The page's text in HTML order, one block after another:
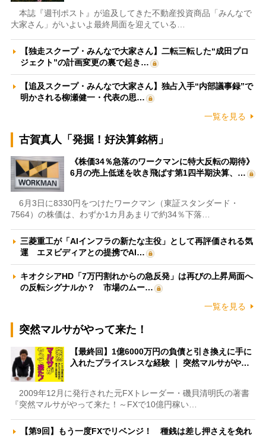
本誌『週刊ポスト』が追及してきた不動産投資商品「みんなで
大家さん」がいよいよ最終局面を迎えている…
【独走スクープ・みんなで大家さん】二転三転した“成田プロ
ジェクト”の計画変更の裏で起き…
【追及スクープ・みんなで大家さん】独占入手“内部議事録”で
明かされる柳瀬健一・代表の思…
一覧を見る
古賀真人「発掘！好決算銘柄」
《株価34％急落のワークマンに特大反転の期待》
6月の売上低迷を吹き飛ばす第1四半期決算、…
6月3日に8330円をつけたワークマン（東証スタンダード・
7564）の株価は、わずか1カ月あまりで約34％下落…
三菱重工が「AIインフラの新たな主役」として再評価される気
運 エヌビディアとの提携でAI…
キオクシアHD「7万円割れからの急反発」は再びの上昇局面へ
の反転シグナルか？ 市場のムー…
一覧を見る
突然マルサがやって来た！
【最終回】1億6000万円の負債と引き換えに手に
入れたプライスレスな経験 ｜ 突然マルサがや…
2009年12月に発行された元FXトレーダー・磯貝清明氏の著書
『突然マルサがやって来た！～FXで10億円稼い…
【第9回】もう一度FXでリベンジ！ 種銭は差し押さえを免れ